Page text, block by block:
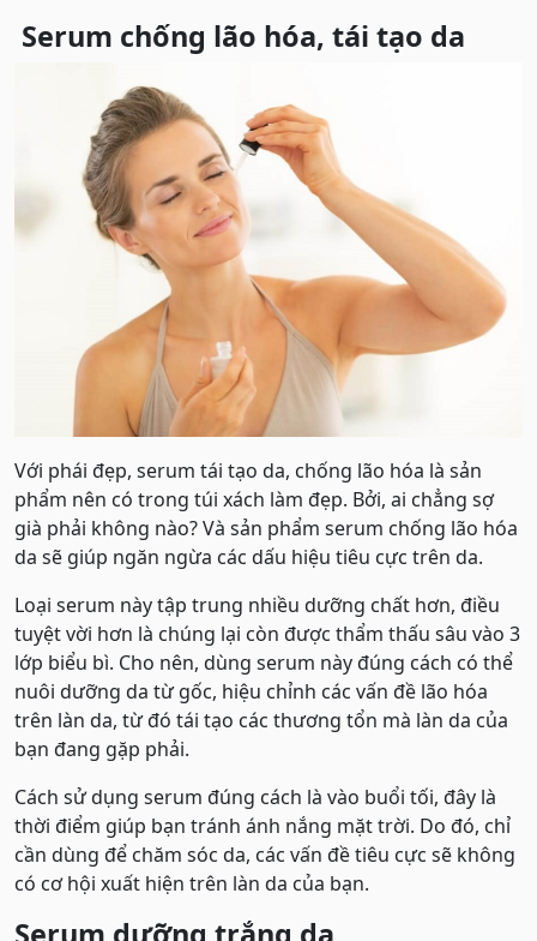
Serum chống lão hóa, tái tạo da
Với phái đẹp, serum tái tạo da, chống lão hóa là sản
phẩm nên có trong túi xách làm đẹp. Bởi, ai chẳng sợ
già phải không nào? Và sản phẩm serum chống lão hóa
da sẽ giúp ngăn ngừa các dấu hiệu tiêu cực trên da.
Loại serum này tập trung nhiều dưỡng chất hơn, điều
tuyệt vời hơn là chúng lại còn được thẩm thấu sâu vào 3
lớp biểu bì. Cho nên, dùng serum này đúng cách có thể
nuôi dưỡng da từ gốc, hiệu chỉnh các vấn đề lão hóa
trên làn da, từ đó tái tạo các thương tổn mà làn da của
bạn đang gặp phải.
Cách sử dụng serum đúng cách là vào buổi tối, đây là
thời điểm giúp bạn tránh ánh nắng mặt trời. Do đó, chỉ
cần dùng để chăm sóc da, các vấn đề tiêu cực sẽ không
có cơ hội xuất hiện trên làn da của bạn.